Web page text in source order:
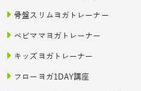
骨盤スリムヨガトレーナー
ベビママヨガトレーナー
キッズヨガトレーナー
フローヨガ1DAY講座